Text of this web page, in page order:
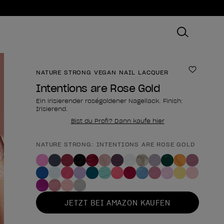
NATURE STRONG VEGAN NAIL LACQUER Zur
Intentions are Rose Gold
Ein irisierender roségoldener Nagellack. Finish:
Irisierend.
Bist du Profi? Dann kaufe hier
Form des Produkts
NATURE STRONG: INTENTIONS ARE ROSE GOLD
JETZT BEI AMAZON KAUFEN